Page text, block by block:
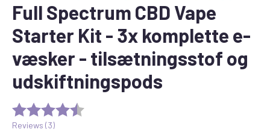
Full Spectrum CBD Vape
Starter Kit - 3x komplette e-
væsker - tilsætningsstof og
udskiftningspods
Reviews (3)